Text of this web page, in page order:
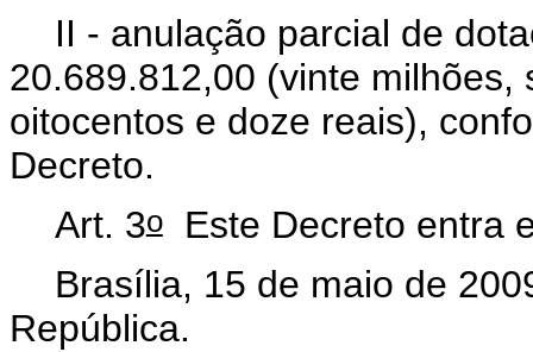
II - anulação parcial de
20.689.812,00 (vinte
oitocentos e doze reais),
Decreto.
Art. 3oEste Decreto entra
Brasília, 15 de maio de
República.